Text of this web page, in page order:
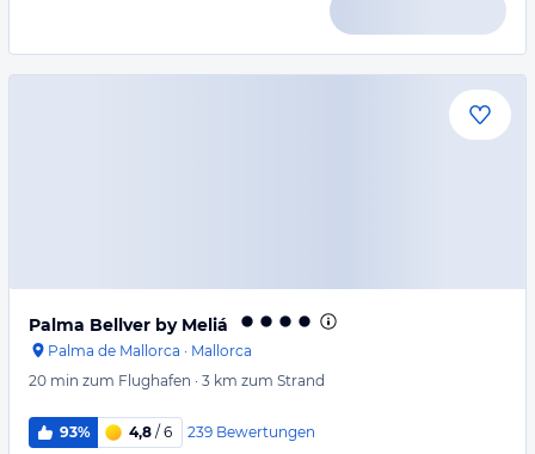
Palma Bellver by Meliá
Palma de Mallorca · Mallorca
20 min zum Flughafen · 3 km zum Strand
93% 4,8 / 6 239 Bewertungen